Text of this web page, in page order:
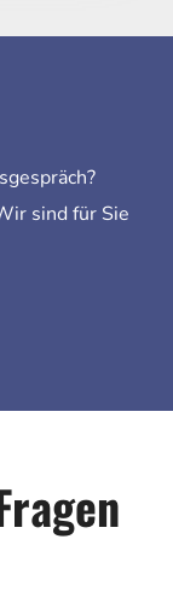
sind für Sie